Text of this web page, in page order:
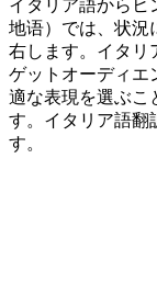
イタリア語からヒ
地语）では、状況
右します。イタリ
ゲットオーディエ
適な表現を選ぶこ
す。イタリア語翻
す。